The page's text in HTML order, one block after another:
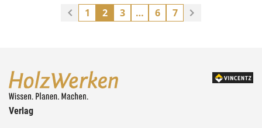
1 2 3 … 6 7
Verlag